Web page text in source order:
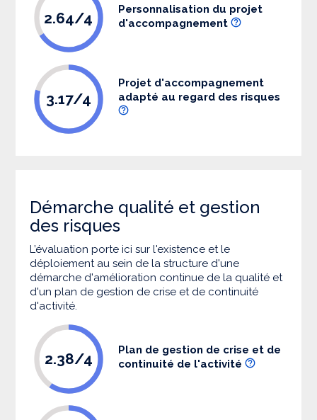
2.64/4
Personnalisation du projet
d'accompagnement
3.17/4
Projet d'accompagnement
adapté au regard des risques
Démarche qualité et gestion
des risques
L’évaluation porte ici sur l'existence et le
déploiement au sein de la structure d'une
démarche d'amélioration continue de la qualité et
d'un plan de gestion de crise et de continuité
d'activité.
2.38/4
Plan de gestion de crise et de
continuité de l'activité